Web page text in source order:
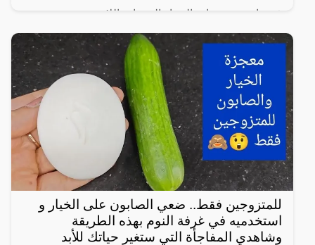
في واحدة من نوادر النساء العربيات اللاتي يعشن شهوة
مفرطة في الرغبة بالعلاقة الجنسية، سواءً ضمن علاقة
زوجية مشروعة أو علاقة محرمة مع الرجال، ففي هذا
المقال
للمتزوجين فقط.. ضعي الصابون على الخيار و
استخدميه في غرفة النوم بهذه الطريقة
وشاهدي المفاجأة التي ستغير حياتك للأبد